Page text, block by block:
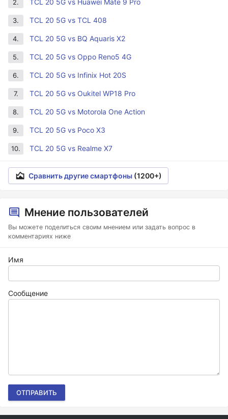
2. TCL 20 5G vs Huawei Mate 9 Pro
3. TCL 20 5G vs TCL 408
4. TCL 20 5G vs BQ Aquaris X2
5. TCL 20 5G vs Oppo Reno5 4G
6. TCL 20 5G vs Infinix Hot 20S
7. TCL 20 5G vs Oukitel WP18 Pro
8. TCL 20 5G vs Motorola One Action
9. TCL 20 5G vs Poco X3
10. TCL 20 5G vs Realme X7
Сравнить другие смартфоны (1200+)
Мнение пользователей
Вы можете поделиться своим мнением или задать вопрос в
комментариях ниже
Имя
Сообщение
ОТПРАВИТЬ